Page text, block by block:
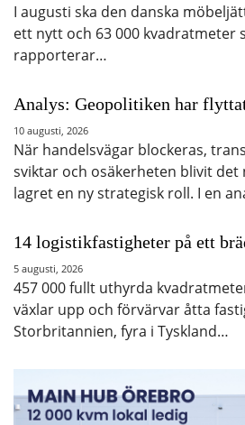
I augusti ska den danska
ett nytt och 63 000 kvadratmeter
rapporterar…
Analys: Geopolitiken har
10 augusti, 2026
När handelsvägar blockeras,
sviktar och osäkerheten blivit det
lagret en ny strategisk roll. I en
14 logistikfastigheter på ett
5 augusti, 2026
457 000 fullt uthyrda
växlar upp och förvärvar åtta
Storbritannien, fyra i Tyskland…